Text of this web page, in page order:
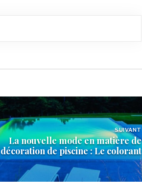
SUIVANT
La nouvelle mode en matière de
décoration de piscine : Le colorant